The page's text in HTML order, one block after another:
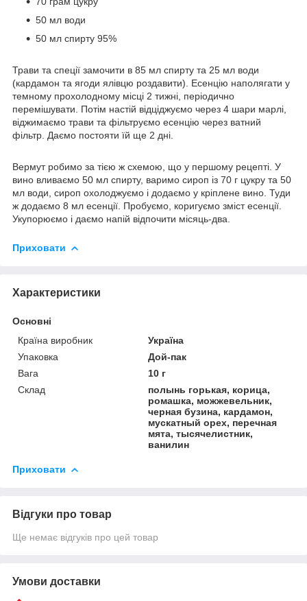
50 мл води
50 мл спирту 95%
Трави та спеції замочити в 85 мл спирту та 25 мл води
(кардамон та ягоди ялівцю роздавити). Есенцію наполягати у
темному прохолодному місці 2 тижні, періодично
перемішувати. Потім настій відціджуємо через 4 шари марлі,
віджимаємо трави та фільтруємо есенцію через ватний
фільтр. Даємо постояти їй ще 2 дні.
Вермут робимо за тією ж схемою, що у першому рецепті. У
вино вливаємо 50 мл спирту, варимо сироп із 70 г цукру та 50
мл води, сироп охолоджуємо і додаємо у кріплене вино. Туди
ж додаємо 8 мл есенції. Пробуємо, коригуємо зміст есенції.
Укупорюємо і даємо напій відпочити місяць-два.
Приховати
Характеристики
Основні
Країна виробник
Україна
Упаковка
Дой-пак
Вага
10 г
Склад
полынь горькая, корица,
ромашка, можжевельник,
черная бузина, кардамон,
мускатный орех, перечная
мята, тысячелистник,
ванилин
Приховати
Відгуки про товар
Ще немає відгуків про цей товар
Умови доставки